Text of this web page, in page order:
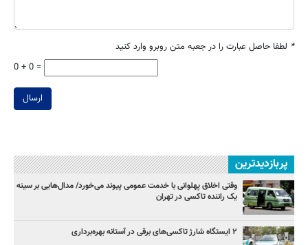
* لطفا حاصل عبارت را در جعبه متن روبرو وارد کنید
0 + 0 =
ارسال
پربازدیدترین
وقتی اخلاق پهلوانی با خدمت عمومی پیوند می‌خورد/ مدال‌هایی بر سینه
یک راننده تاکسی در تهران
۲ ایستگاه شارژ تاکسی‌های برقی در آستانه بهره‌برداری